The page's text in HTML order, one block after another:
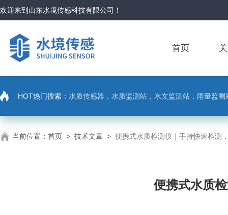
欢迎来到 山东水境传感科技有限公司 ！
首页
HOT热门搜索： 水质传感器，水质监测站，水文监测站，雨量监
当前位置： 首页 > 技术文章 > 便携式水质检测仪｜手持快速检测
便携式水质